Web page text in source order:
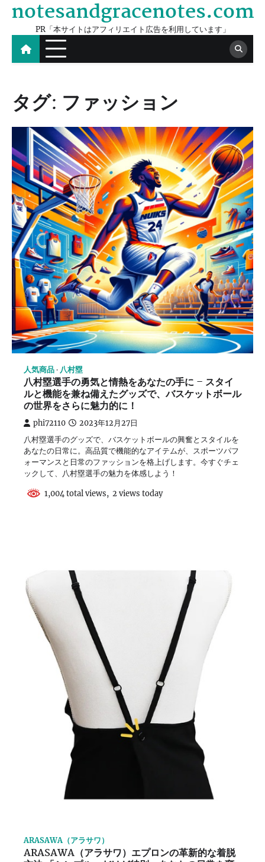
Skip
content
notesandgracenotes.com
PR「本サイトはアフィリエイト広告を利用しています」
タグ: ファッション
人気商品 八村塁
八村塁選手の勇気と情熱をあなたの手に – スタイ
ルと機能を兼ね備えたグッズで、バスケットボール
の世界をさらに魅力的に！
phi72110 2023年12月27日
八村塁選手のグッズで、バスケットボールの興奮とスタイルを
あなたの日常に。高品質で機能的なアイテムが、スポーツパフ
ォーマンスと日常のファッションを格上げします。今すぐチェ
ックして、八村塁選手の魅力を体感しよう！
1,004 total views, 2 views today
ARASAWA（アラサワ）
ARASAWA（アラサワ）エプロンの革新的な着脱